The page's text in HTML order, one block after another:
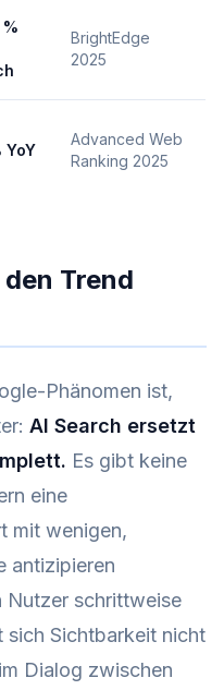
BrightEdge
2025
YoY
Advanced Web
Ranking 2025
Trend
Phänomen ist,
AI Search ersetzt
Es gibt keine
eine
mit wenigen,
antizipieren
Nutzer schrittweise
sich Sichtbarkeit nicht
Dialog zwischen